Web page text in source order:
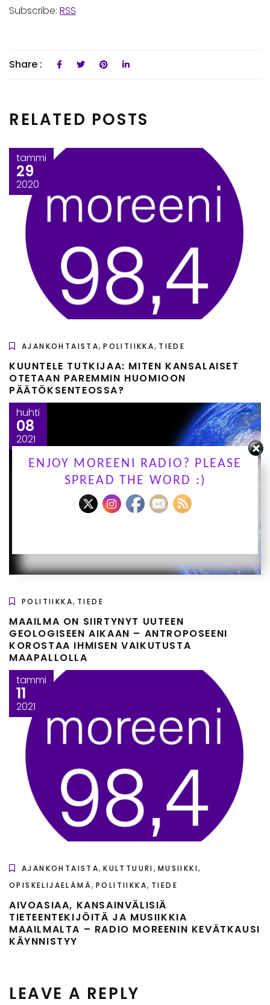
Subscribe: RSS
Share :
RELATED POSTS
tammi
29
2020
AJANKOHTAISTA,POLITIIKKA, TIEDE
KUUNTELE TUTKIJAA: MITEN KANSALAISET
OTETAAN PAREMMIN HUOMIOON
PÄÄTÖKSENTEOSSA?
huhti
08
2021
POLITIIKKA, TIEDE
MAAILMA ON SIIRTYNYT UUTEEN
GEOLOGISEEN AIKAAN – ANTROPOSEENI
KOROSTAA IHMISEN VAIKUTUSTA
MAAPALLOLLA
tammi
11
2021
AJANKOHTAISTA,KULTTUURI, MUSIIKKI,
OPISKELIJAELÄMÄ, POLITIIKKA, TIEDE
AIVOASIAA, KANSAINVÄLISIÄ
TIETEENTEKIJÖITÄ JA MUSIIKKIA
MAAILMALTA – RADIO MOREENIN KEVÄTKAUSI
KÄYNNISTYY
LEAVE A REPLY
ENJOY MOREENI RADIO? PLEASE
SPREAD THE WORD :)